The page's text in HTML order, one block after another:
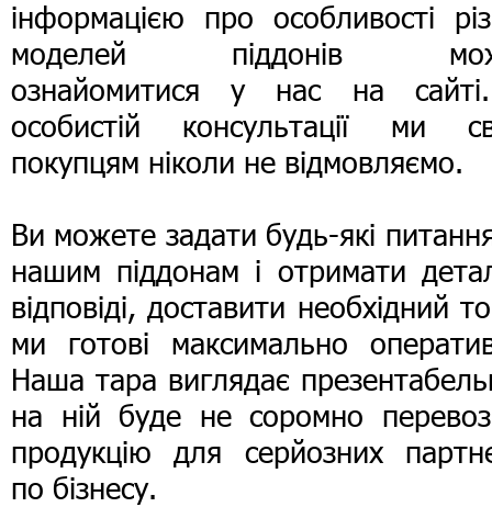
інформацією про особливості
моделей піддонів
ознайомитися у нас на
особистій консультації ми
покупцям ніколи не відмовляємо.
Ви можете задати будь-які
нашим піддонам і отримати
відповіді, доставити необхідний
ми готові максимально
Наша тара виглядає
на ній буде не соромно
продукцію для серйозних
по бізнесу.